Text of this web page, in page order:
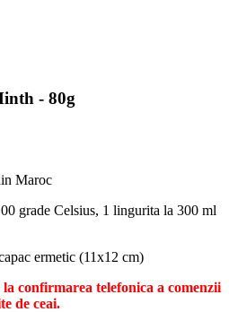
- 80g
Maroc
grade Celsius, 1 lingurita la 300 ml
ermetic (11x12 cm)
confirmarea telefonica a comenzii
de ceai.